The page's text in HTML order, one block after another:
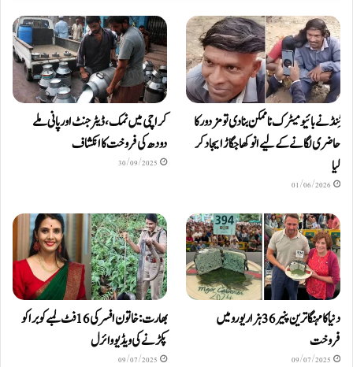
ٹِنڈ نے بائیومیٹرک ناممکن بنا دی تو مزدور کا
حاضری لگانے کے لیے انوکھا جگاڑ ایجاد کر
لیا
01/06/2026
کراچی میں نمک، ڈیٹرجنٹ اور پانی ملے
دودھ کی فروخت کا انکشاف
30/09/2025
دنیا کا مہنگا ترین پنیر 36 ہزار یورو میں
فروخت
09/07/2025
بھارت: خاتون افسر کی 16 فٹ لمبے کوبرا کو
پکڑنے کی ویڈیو وائرل
09/07/2025